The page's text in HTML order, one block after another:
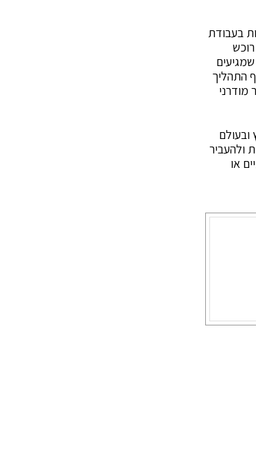
בעבודת
התהליך
ולהעביר
או